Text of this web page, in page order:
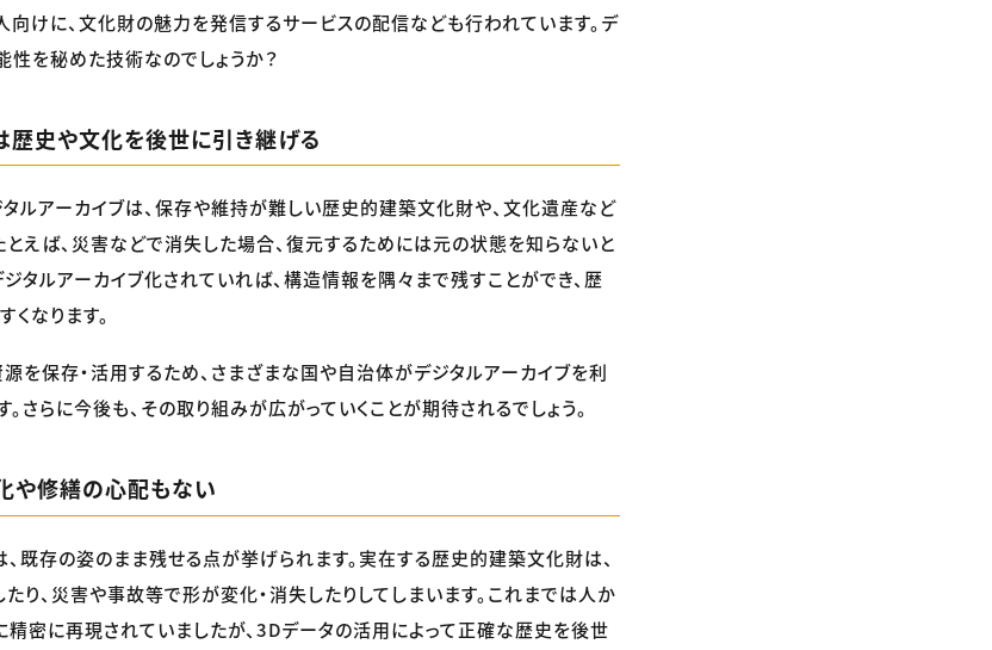
向けに、文化財の魅力を発信するサービスの配信なども行われています。デ
性を秘めた技術なのでしょうか？
歴史や文化を後世に引き継げる
タルアーカイブは、保存や維持が難しい歴史的建築文化財や、文化遺産など
とえば、災害などで消失した場合、復元するためには元の状態を知らないと
ジタルアーカイブ化されていれば、構造情報を隅々まで残すことができ、歴
なります。
を保存・活用するため、さまざまな国や自治体がデジタルアーカイブを利
さらに今後も、その取り組みが広がっていくことが期待されるでしょう。
や修繕の心配もない
既存の姿のまま残せる点が挙げられます。実在する歴史的建築文化財は、
り、災害や事故等で形が変化・消失したりしてしまいます。これまでは人か
精密に再現されていましたが、3Dデータの活用によって正確な歴史を後世